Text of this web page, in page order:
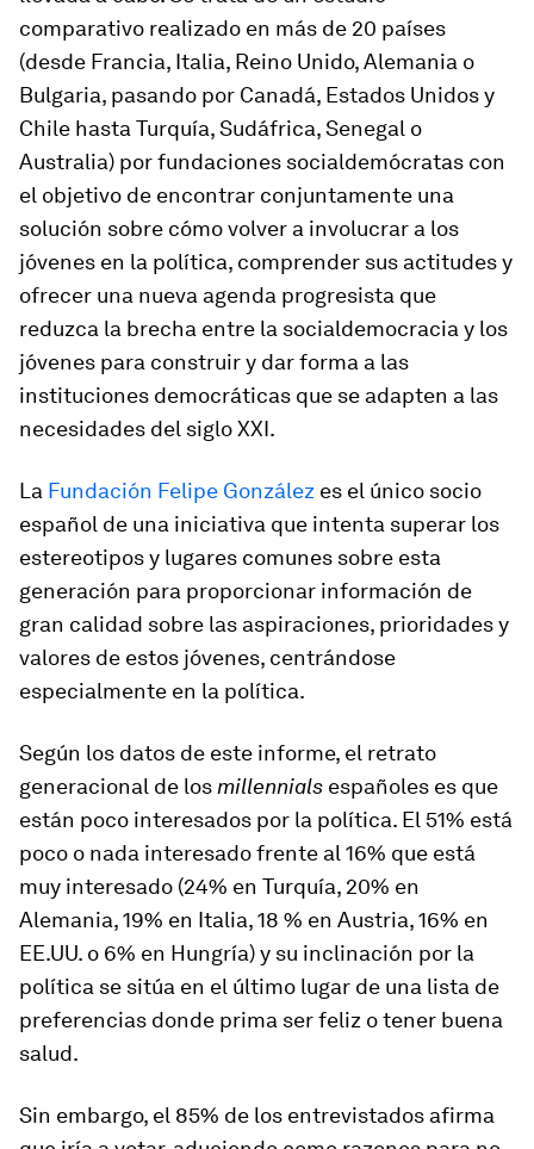
comparativo realizado en más de 20 países
(desde Francia, Italia, Reino Unido, Alemania o
Bulgaria, pasando por Canadá, Estados Unidos y
Chile hasta Turquía, Sudáfrica, Senegal o
Australia) por fundaciones socialdemócratas con
el objetivo de encontrar conjuntamente una
solución sobre cómo volver a involucrar a los
jóvenes en la política, comprender sus actitudes y
ofrecer una nueva agenda progresista que
reduzca la brecha entre la socialdemocracia y los
jóvenes para construir y dar forma a las
instituciones democráticas que se adapten a las
necesidades del siglo XXI.
La Fundación Felipe González es el único socio
español de una iniciativa que intenta superar los
estereotipos y lugares comunes sobre esta
generación para proporcionar información de
gran calidad sobre las aspiraciones, prioridades y
valores de estos jóvenes, centrándose
especialmente en la política.
Según los datos de este informe, el retrato
generacional de los millennials españoles es que
están poco interesados por la política. El 51% está
poco o nada interesado frente al 16% que está
muy interesado (24% en Turquía, 20% en
Alemania, 19% en Italia, 18 % en Austria, 16% en
EE.UU. o 6% en Hungría) y su inclinación por la
política se sitúa en el último lugar de una lista de
preferencias donde prima ser feliz o tener buena
salud.
Sin embargo, el 85% de los entrevistados afirma